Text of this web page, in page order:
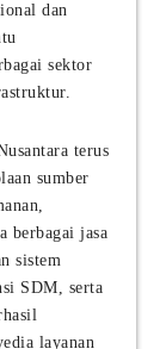
dan
sektor
terus
sumber
berbagai jasa
sistem
SDM, serta
layanan